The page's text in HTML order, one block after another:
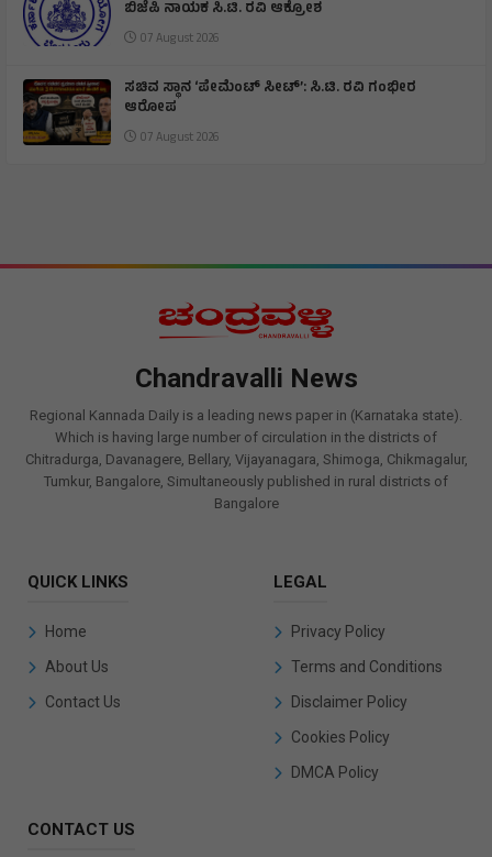
ಬಿಜೆಪಿ ನಾಯಕ ಸಿ.ಟಿ. ರವಿ ಆಕ್ರೋಶ
07 August 2026
ಸಚಿವ ಸ್ಥಾನ ‘ಪೇಮೆಂಟ್ ಸೀಟ್’: ಸಿ.ಟಿ. ರವಿ ಗಂಭೀರ
ಆರೋಪ
07 August 2026
Chandravalli News
Regional Kannada Daily is a leading news paper in (Karnataka state).
Which is having large number of circulation in the districts of
Chitradurga, Davanagere, Bellary, Vijayanagara, Shimoga, Chikmagalur,
Tumkur, Bangalore, Simultaneously published in rural districts of
Bangalore
QUICK LINKS
Home
About Us
Contact Us
LEGAL
Privacy Policy
Terms and Conditions
Disclaimer Policy
Cookies Policy
DMCA Policy
CONTACT US